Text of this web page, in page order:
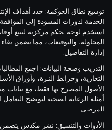
توسيع نطاق الحوكمة: حدد أهداف
الخدمة لدورات المسودة إلى
استخدم لوحة تحكم مركزية لتتبع
المحاولة، والتوقيعات، مما يضمن
إدارة التفاصيل.
التدريب وصحة البيانات: اجمع
التجارية، وخرائط النبرة، وأوراق
الأصول المصرح بها فقط، مع بيانات
أمثلة الرعاية الصحية لتوضيح
المرضى.
الأدوات والتنسيق: نشر مكدس